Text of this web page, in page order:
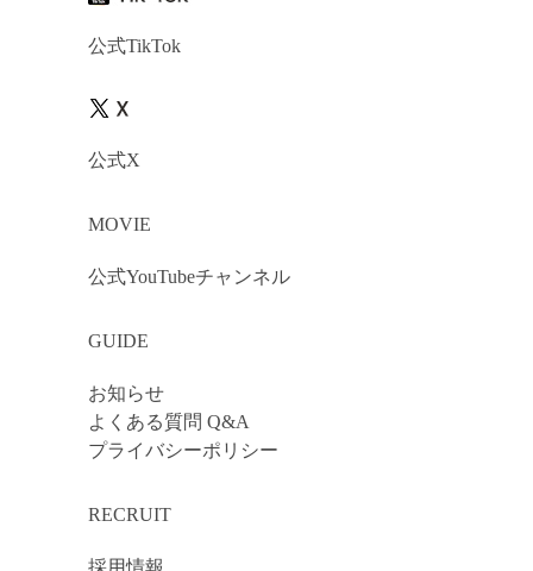
公式TikTok
公式X
MOVIE
公式YouTubeチャンネル
GUIDE
お知らせ
よくある質問 Q&A
プライバシーポリシー
RECRUIT
採用情報